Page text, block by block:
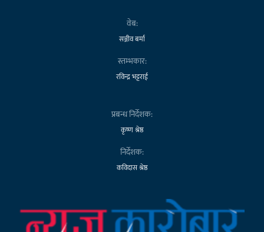
वेब:
सञ्जीव बर्मा
स्तम्भकार:
रविन्द्र भट्टराई
प्रबन्ध निर्देशक:
कृष्ण श्रेष्ठ
निर्देशक:
कविदास श्रेष्ठ